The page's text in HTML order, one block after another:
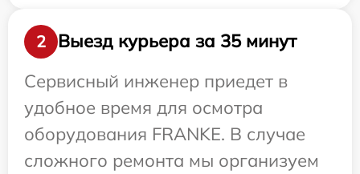
2
Выезд курьера за 35 минут
Сервисный инженер приедет в
удобное время для осмотра
оборудования FRANKE. В случае
сложного ремонта мы организуем